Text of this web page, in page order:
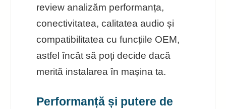
review analizăm performanța,
conectivitatea, calitatea audio și
compatibilitatea cu funcțiile OEM,
astfel încât să poți decide dacă
merită instalarea în mașina ta.
Performanță și putere de